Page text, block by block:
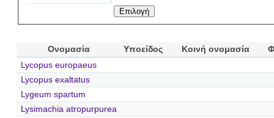
Ονομασία Υποείδος Κοινή ονομασία
Lycopus europaeus
Lycopus exaltatus
Lygeum spartum
Lysimachia atropurpurea